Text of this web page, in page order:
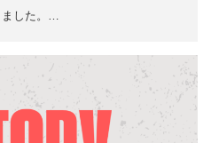
ました。…